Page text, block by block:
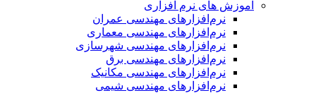
آموزش های نرم افزاری
نرم‌افزارهای مهندسی عمران
نرم‌افزارهای مهندسی معماری
نرم‌افزارهای مهندسی شهرسازی
نرم‌افزارهای مهندسی برق
نرم‌افزارهای مهندسی مکانیک
نرم‌افزارهای مهندسی شیمی